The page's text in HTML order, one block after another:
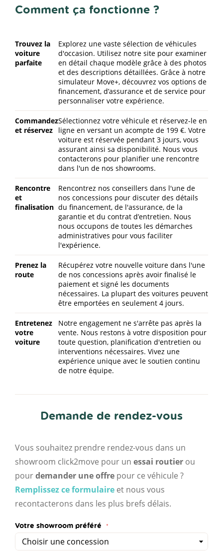
Comment ça fonctionne ?
Trouvez la
voiture
parfaite
Explorez une vaste sélection de véhicules
d'occasion. Utilisez notre site pour examiner
en détail chaque modèle grâce à des photos
et des descriptions détaillées. Grâce à notre
simulateur Move+, découvrez vos options de
financement, d’assurance et de service pour
personnaliser votre expérience.
Commandez
et réservez
Sélectionnez votre véhicule et réservez-le en
ligne en versant un acompte de 199 €. Votre
voiture est réservée pendant 3 jours, vous
assurant ainsi sa disponibilité. Nous vous
contacterons pour planifier une rencontre
dans l'un de nos showrooms.
Rencontre
et
finalisation
Rencontrez nos conseillers dans l'une de
nos concessions pour discuter des détails
du financement, de l'assurance, de la
garantie et du contrat d’entretien. Nous
nous occupons de toutes les démarches
administratives pour vous faciliter
l'expérience.
Prenez la
route
Récupérez votre nouvelle voiture dans l'une
de nos concessions après avoir finalisé le
paiement et signé les documents
nécessaires. La plupart des voitures peuvent
être emportées en seulement 4 jours.
Entretenez
votre
voiture
Notre engagement ne s'arrête pas après la
vente. Nous restons à votre disposition pour
toute question, planification d'entretien ou
interventions nécessaires. Vivez une
expérience unique avec le soutien continu
de notre équipe.
Demande de rendez-vous
Vous souhaitez prendre rendez-vous dans un
showroom click2move pour un essai routier ou
pourdemander une offre pour ce véhicule ?
Remplissez ce formulaire et nous vous
recontacterons dans les plus brefs délais.
Votre showroom préféré